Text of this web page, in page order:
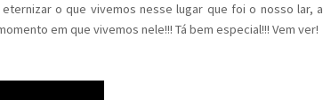
o que vivemos nesse lugar que foi o nosso lar, a
em que vivemos nele!!! Tá bem especial!!! Vem ver!